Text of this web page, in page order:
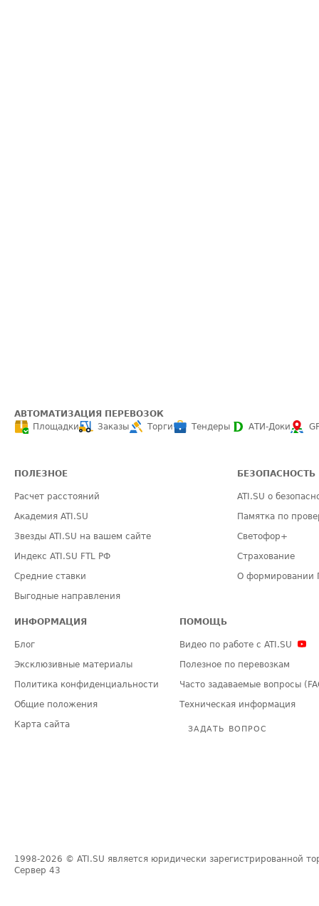
АВТОМАТИЗАЦИЯ ПЕРЕВОЗОК
Площадки
Заказы Торги Тендеры АТИ-Доки
ПОЛЕЗНОЕ
Расчет расстояний
Академия ATI.SU
Звезды ATI.SU на вашем сайте
Индекс ATI.SU FTL РФ
Средние ставки
Выгодные направления
БЕЗОПАСНОСТЬ
ATI.SU о
Памятка по
Светофор+
Страхование
О формировании
ИНФОРМАЦИЯ
Блог
Эксклюзивные материалы
Политика конфиденциальности
Общие положения
Карта сайта
ПОМОЩЬ
Видео по работе с ATI.SU
Полезное по перевозкам
Часто задаваемые вопросы
Техническая информация
ЗАДАТЬ ВОПРОС
1998-2026 © ATI.SU является юридически зарегистрированной
Сервер 43